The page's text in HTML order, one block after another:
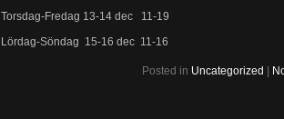
Torsdag-Fredag 13-14 dec 11-19
Lördag-Söndag 15-16 dec 11-16
Posted in Uncategorized